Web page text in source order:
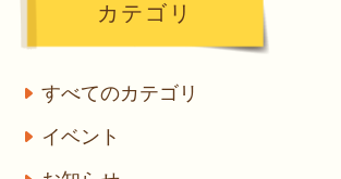
カテゴリ
すべてのカテゴリ
イベント